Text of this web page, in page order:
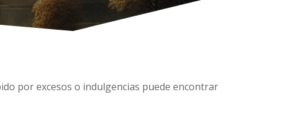
por excesos o indulgencias puede encontrar